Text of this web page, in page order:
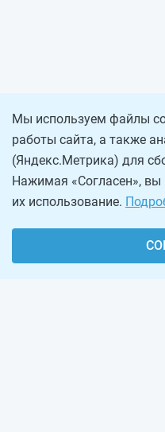
Мы используем файлы
работы сайта, а также
(Яндекс.Метрика) для
Нажимая «Согласен», вы
их использование.